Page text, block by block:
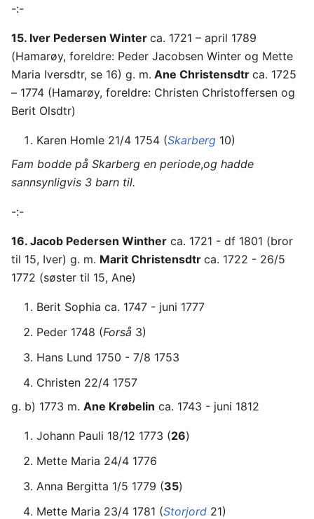
-:-
15. Iver Pedersen Winter ca. 1721 – april 1789
(Hamarøy, foreldre: Peder Jacobsen Winter og Mette
Maria Iversdtr, se 16) g. m. Ane Christensdtr ca. 1725
– 1774 (Hamarøy, foreldre: Christen Christoffersen og
Berit Olsdtr)
Karen Homle 21/4 1754 (Skarberg 10)
Fam bodde på Skarberg en periode,og hadde
sannsynligvis 3 barn til.
-:-
16. Jacob Pedersen Winther ca. 1721 - df 1801 (bror
til 15, Iver) g. m. Marit Christensdtr ca. 1722 - 26/5
1772 (søster til 15, Ane)
Berit Sophia ca. 1747 - juni 1777
Peder 1748 (Forså 3)
Hans Lund 1750 - 7/8 1753
Christen 22/4 1757
g. b) 1773 m. Ane Krøbelin ca. 1743 - juni 1812
Johann Pauli 18/12 1773 (26)
Mette Maria 24/4 1776
Anna Bergitta 1/5 1779 (35)
Mette Maria 23/4 1781 (Storjord 21)